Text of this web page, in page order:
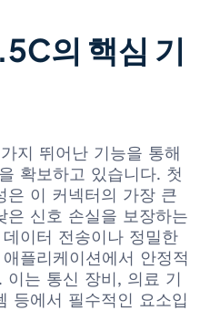
의 핵심 기
지 뛰어난 기능을 통해
확보하고 있습니다. 첫
은 이 커넥터의 가장 큰
은 신호 손실을 보장하는
이터 전송이나 정밀한
플리케이션에서 안정적
이는 통신 장비, 의료 기
등에서 필수적인 요소입